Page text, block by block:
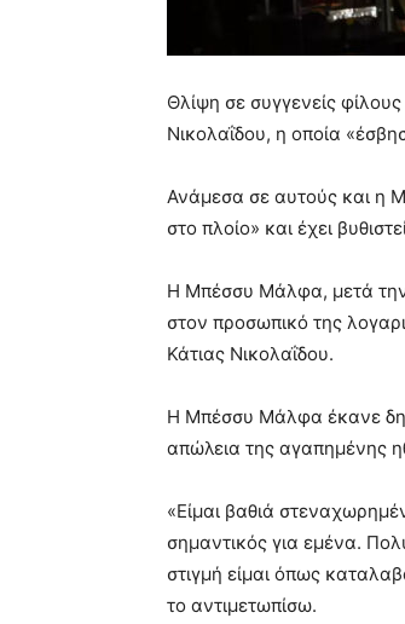
Θλίψη σε συγγενείς
Νικολαΐδου, η οποία
Ανάμεσα σε αυτούς και η
στο πλοίο» και έχει
Η Μπέσσυ Μάλφα, μετά την
στον προσωπικό της
Κάτιας Νικολαΐδου.
Η Μπέσσυ Μάλφα έκανε
απώλεια της αγαπημένης
«Είμαι βαθιά
σημαντικός για εμένα.
στιγμή είμαι όπως
το αντιμετωπίσω.